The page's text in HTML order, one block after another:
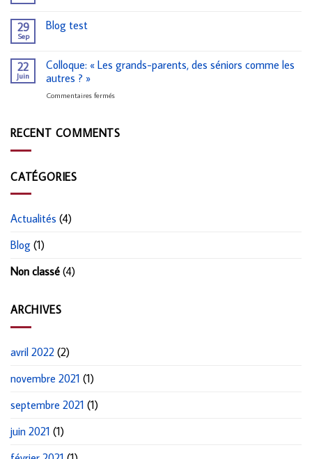
29
Sep
Blog test
22
Juin
Colloque: « Les grands-parents, des séniors comme les
autres ? »
Commentaires ferméssur
grands-
RECENT COMMENTS
CATÉGORIES
Actualités (4)
Blog (1)
Non classé (4)
ARCHIVES
avril 2022 (2)
novembre 2021 (1)
septembre 2021 (1)
juin 2021 (1)